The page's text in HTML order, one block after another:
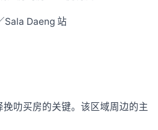
Sala Daeng 站
挽叻买房的关键。该区域周边的主